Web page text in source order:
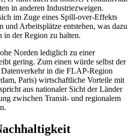
in anderen Industriezweigen.
im Zuge eines Spill-over-Effekts
und Arbeitsplätze entstehen, was dazu
in der Region zu halten.
Norden lediglich zu einer
gering. Zum einen würde selbst der
in die FLAP-Region
Paris) wirtschaftliche Vorteile mit
aus nationaler Sicht der Länder
zwischen Transit- und regionalem